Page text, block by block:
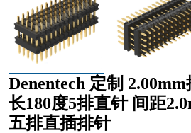
Denentech 定制
长180度5排直针 间距
五排直插排针